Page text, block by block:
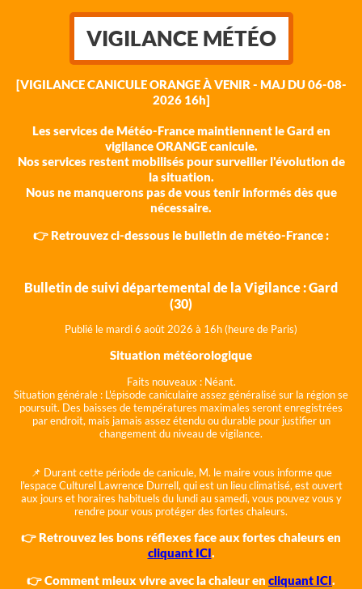
VIGILANCE MÉTÉO
[VIGILANCE CANICULE ORANGE À VENIR - MAJ DU 06-08-
2026 16h]
Les services de Météo-France maintiennent le Gard en
vigilance ORANGE canicule.
Nos services restent mobilisés pour surveiller l'évolution de
la situation.
Nous ne manquerons pas de vous tenir informés dès que
nécessaire.
👉 Retrouvez ci-dessous le bulletin de météo-France :
Bulletin de suivi départemental de la Vigilance : Gard
(30)
Publié le mardi 6 août 2026 à 16h (heure de Paris)
Situation météorologique
Faits nouveaux : Néant.
Situation générale : L'épisode caniculaire assez généralisé sur la région se
poursuit. Des baisses de températures maximales seront enregistrées
par endroit, mais jamais assez étendu ou durable pour justifier un
changement du niveau de vigilance.
📌 Durant cette période de canicule, M. le maire vous informe que
l'espace Culturel Lawrence Durrell, qui est un lieu climatisé, est ouvert
aux jours et horaires habituels du lundi au samedi, vous pouvez vous y
rendre pour vous protéger des fortes chaleurs.
👉 Retrouvez les bons réflexes face aux fortes chaleurs en
cliquant ICI.
👉 Comment mieux vivre avec la chaleur en cliquant ICI.